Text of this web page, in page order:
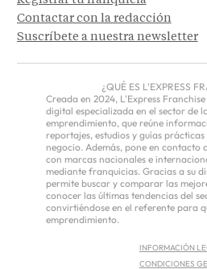
Contactar con la redacción
Suscríbete a nuestra newsletter
¿QUÉ ES L'EXPRESS
Creada en 2024, L'Express
digital especializada en el sector de
emprendimiento, que reúne
reportajes, estudios y guías
negocio. Además, pone en contacto
con marcas nacionales e
mediante franquicias. Gracias a su
permite buscar y comparar las
conocer las últimas tendencias del
convirtiéndose en el referente para
emprendimiento.
INFORMACIÓN
CONDICIONES